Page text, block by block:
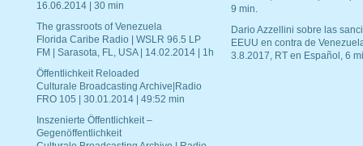
16.06.2014 | 30 min
The grassroots of Venezuela
Florida Caribe Radio | WSLR 96.5 LP
FM | Sarasota, FL, USA | 14.02.2014 | 1h
Öffentlichkeit Reloaded
Culturale Broadcasting Archive|Radio
FRO 105 | 30.01.2014 | 49:52 min
Inszenierte Öffentlichkeit –
Gegenöffentlichkeit
9 min.
Dario Azzellini sobre las
EEUU en contra de
3.8.2017, RT en Español, 6